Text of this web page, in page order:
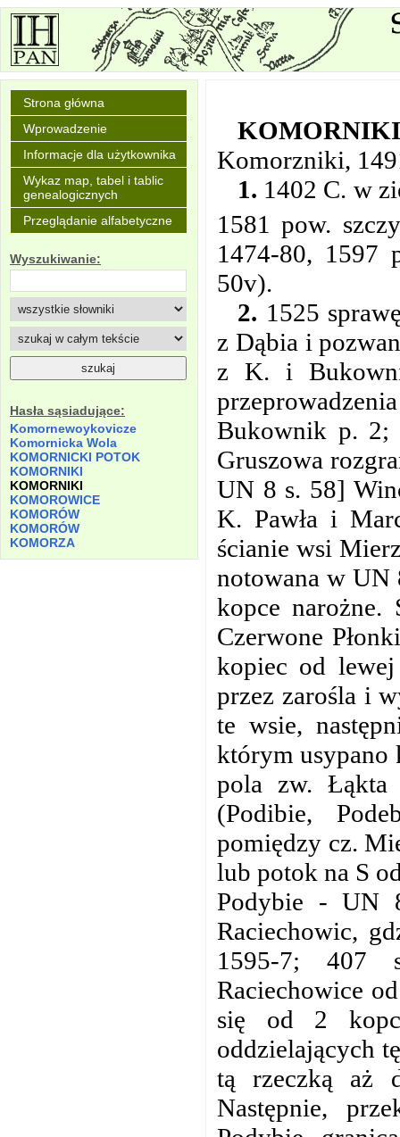
Strona główna
Wprowadzenie
Informacje dla użytkownika
Wykaz map, tabel i tablic
genealogicznych
Przeglądanie alfabetyczne
Wyszukiwanie:
Hasła sąsiadujące:
Komornewoykovicze
Komornicka Wola
KOMORNICKI POTOK
KOMORNIKI
KOMORNIKI
KOMOROWICE
KOMORÓW
KOMORÓW
KOMORZA
Komorzniki,
1. 1402 C. w
1581 pow.
1474-80, 1597
50v).
2. 1525
z Dąbia i
z K. i
Bukownik p. 2;
Gruszowa
UN 8 s. 58]
K. Pawła i
ścianie wsi
notowana w UN
kopce
Czerwone
kopiec od
przez zarośla i
te wsie,
którym usypano
pola zw.
(Podibie,
pomiędzy cz.
lub potok na S
Podybie - UN
Raciechowic,
1595-7; 407
Raciechowice
się od 2
oddzielających
tą rzeczką aż
Następnie,